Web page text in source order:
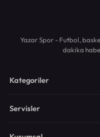
Yazar Spor - Futbol,
dakika
Kategoriler
Servisler